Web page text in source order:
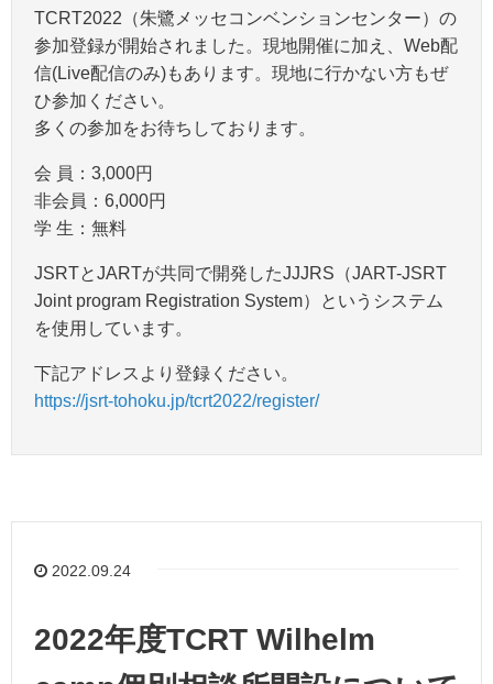
TCRT2022（朱鷺メッセコンベンションセンター）の
参加登録が開始されました。現地開催に加え、Web配
信(Live配信のみ)もあります。現地に行かない方もぜ
ひ参加ください。
多くの参加をお待ちしております。
会 員：3,000円
非会員：6,000円
学 生：無料
JSRTとJARTが共同で開発したJJJRS（JART-JSRT
Joint program Registration System）というシステム
を使用しています。
下記アドレスより登録ください。
https://jsrt-tohoku.jp/tcrt2022/register/
2022.09.24
2022年度TCRT Wilhelm